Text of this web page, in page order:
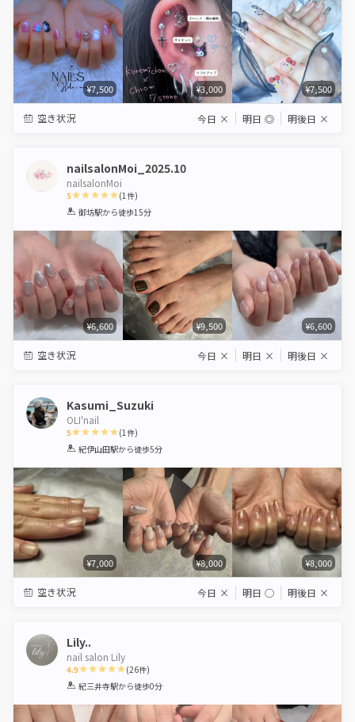
¥7,500 ¥3,000 ¥7,500
空き状況 今日 × 明日 ◎ 明後日 ×
nailsalonMoi_2025.10
nailsalonMoi
5
1 2 3 4 5
(1件)
御坊駅から徒歩15分
¥6,600 ¥9,500 ¥6,600
空き状況 今日 × 明日 × 明後日 ×
Kasumi_Suzuki
OLI'nail
5
1 2 3 4 5
(1件)
紀伊山田駅から徒歩5分
¥7,000 ¥8,000 ¥8,000
空き状況 今日 × 明日 ◯ 明後日 ×
Lily..
nail salon Lily
4.9
1 2 3 4 5
(26件)
紀三井寺駅から徒歩0分